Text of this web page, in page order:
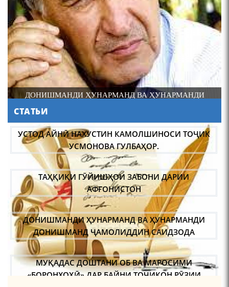
4-уми декабр- зодрӯзи
шоири абадзинда Абулқосим
Лоҳутӣ
АБУЛҚОСИМ ЛОҲУТӢ /
ABULQOSIM LOHUTY/
Что знают в Ташкенте о
Мирзо Турсунзаде, чьим
именем назвали станцию
метро?
ДОНИШМАНДИ ҲУНАРМАНД ВА ҲУНАРМАНДИ
СТАТЬИ
УСТОД АЙНӢ НАХУСТИН КАМОЛШИНОСИ ТОҶИК
УСМОНОВА ГУЛБАҲОР.
ТАҲҚИҚИ ГӮЙИШҲОИ ЗАБОНИ ДАРИИ
АФҒОНИСТОН
ДОНИШМАНДИ ҲУНАРМАНД ВА ҲУНАРМАНДИ
ДОНИШМАНД ҶАМОЛИДДИН САИДЗОДА
МУҚАДАС ДОШТАНИ ОБ ВА МАРОСИМИ
«БОРОНХОҲӢ» ДАР БАЙНИ ТОҶИКОН РӮЗИИ